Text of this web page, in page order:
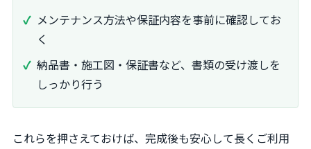
メンテナンス方法や保証内容を事前に確認してお
く
納品書・施工図・保証書など、書類の受け渡しを
しっかり行う
これらを押さえておけば、完成後も安心して長くご利用